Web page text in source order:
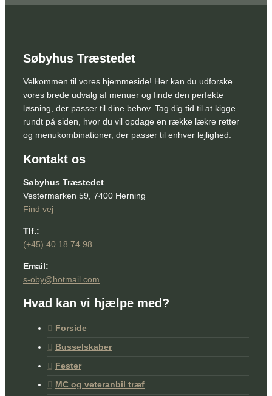
Søbyhus Træstedet
Velkommen til vores hjemmeside! Her kan du udforske
vores brede udvalg af menuer og finde den perfekte
løsning, der passer til dine behov. Tag dig tid til at kigge
rundt på siden, hvor du vil opdage en række lækre retter
og menukombinationer, der passer til enhver lejlighed.
Kontakt os
Søbyhus Træstedet
Vestermarken 59, 7400 Herning
Find vej
Tlf.:
(+45) 40 18 74 98
Email:
s-oby@hotmail.com
Hvad kan vi hjælpe med?
Forside
Busselskaber
Fester
MC og veteranbil træf